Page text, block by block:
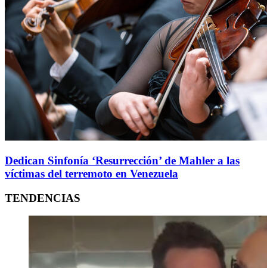
Dedican Sinfonía ‘Resurrección’ de Mahler a las
víctimas del terremoto en Venezuela
TENDENCIAS